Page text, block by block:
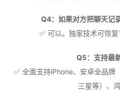
Q4：如果对方把聊天记
✅ 可以。独家技术可恢复
Q5：支持最
✅ 全面支持iPhone、安卓全品牌
三星等）、